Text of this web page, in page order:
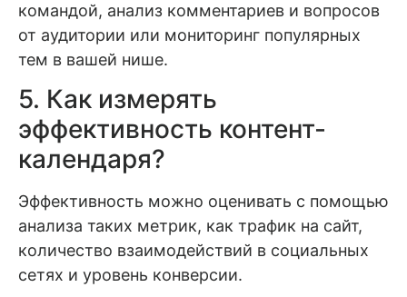
командой, анализ комментариев и вопросов
от аудитории или мониторинг популярных
тем в вашей нише.
5. Как измерять
эффективность контент-
календаря?
Эффективность можно оценивать с помощью
анализа таких метрик, как трафик на сайт,
количество взаимодействий в социальных
сетях и уровень конверсии.